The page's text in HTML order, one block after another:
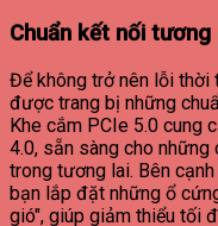
Chuẩn kết nối tương
Để không trở nên lỗi thời
được trang bị những
Khe cắm PCIe 5.0 cung
4.0, sẵn sàng cho những
trong tương lai. Bên
bạn lắp đặt những ổ
gió", giúp giảm thiểu tối